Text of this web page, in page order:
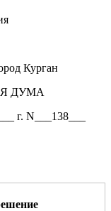
Курган
ДУМА
г. N___138___